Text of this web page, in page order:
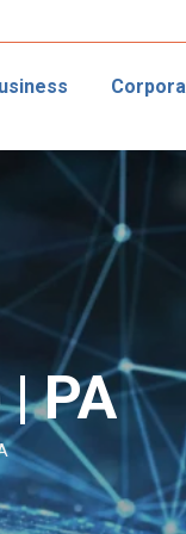
PA